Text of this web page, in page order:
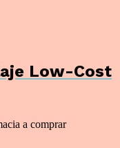
Low-Cost
a comprar